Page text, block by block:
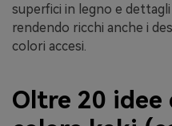
superfici in legno e
rendendo ricchi anche i
colori accesi.
Oltre 20